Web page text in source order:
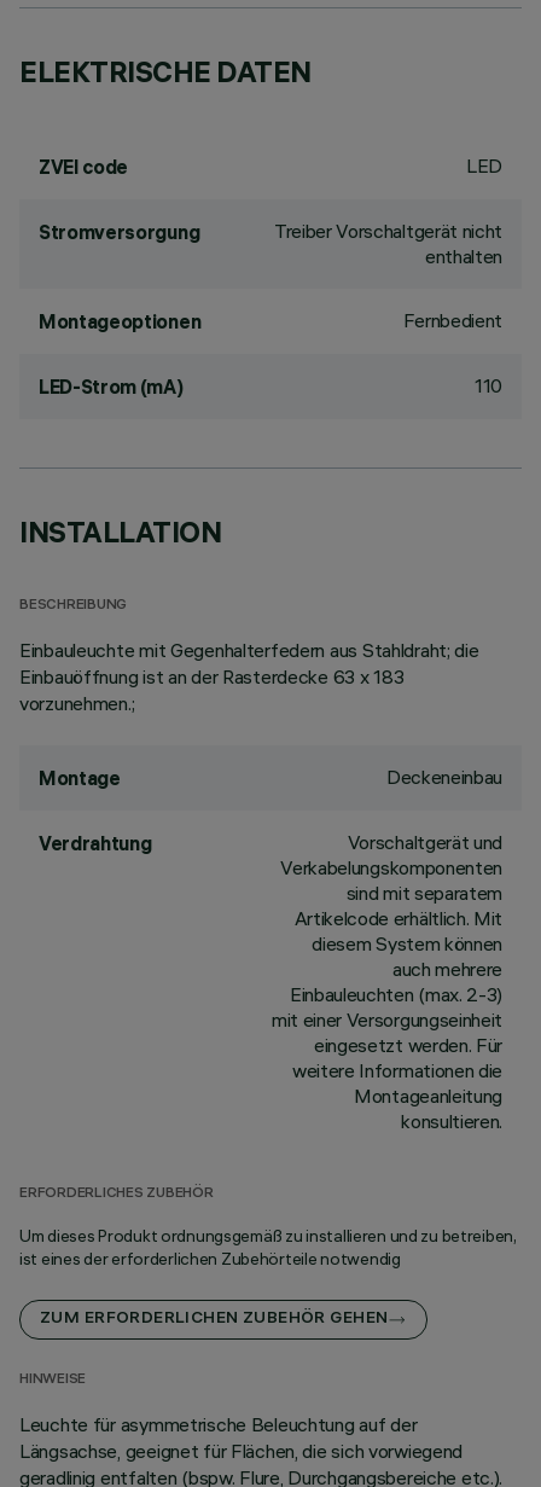
ELEKTRISCHE DATEN
ZVEI code LED
Stromversorgung
Treiber Vorschaltgerät nicht
enthalten
Montageoptionen Fernbedient
LED-Strom (mA) 110
INSTALLATION
BESCHREIBUNG
Einbauleuchte mit Gegenhalterfedern aus Stahldraht; die
Einbauöffnung ist an der Rasterdecke 63 x 183
vorzunehmen.;
Montage Deckeneinbau
Verdrahtung
Vorschaltgerät und
Verkabelungskomponenten
sind mit separatem
Artikelcode erhältlich. Mit
diesem System können
auch mehrere
Einbauleuchten (max. 2-3)
mit einer Versorgungseinheit
eingesetzt werden. Für
weitere Informationen die
Montageanleitung
konsultieren.
ERFORDERLICHES ZUBEHÖR
Um dieses Produkt ordnungsgemäß zu installieren und zu betreiben,
ist eines der erforderlichen Zubehörteile notwendig
ZUM ERFORDERLICHEN ZUBEHÖR GEHEN
HINWEISE
Leuchte für asymmetrische Beleuchtung auf der
Längsachse, geeignet für Flächen, die sich vorwiegend
geradlinig entfalten (bspw. Flure, Durchgangsbereiche etc.).